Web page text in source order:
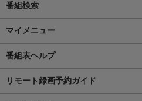
番組検索
マイメニュー
番組表ヘルプ
リモート録画予約ガイド